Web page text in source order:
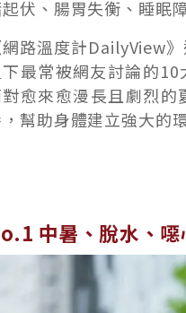
伏、腸胃失衡、睡眠
路溫度計DailyView
最常被網友討論的
愈來愈漫長且劇烈的
幫助身體建立強大的
中暑、脫水、噁